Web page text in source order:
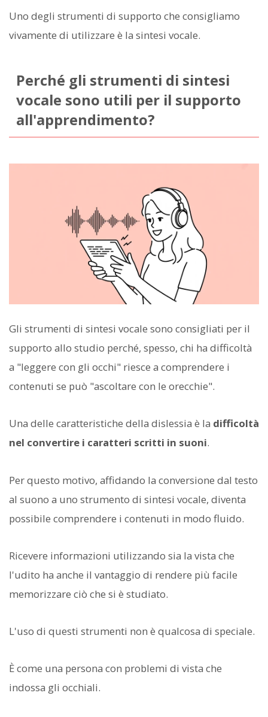
Uno degli strumenti di supporto che consigliamo
vivamente di utilizzare è la sintesi vocale.
Perché gli strumenti di sintesi
vocale sono utili per il supporto
all'apprendimento?
Gli strumenti di sintesi vocale sono consigliati per il
supporto allo studio perché, spesso, chi ha difficoltà
a "leggere con gli occhi" riesce a comprendere i
contenuti se può "ascoltare con le orecchie".
Una delle caratteristiche della dislessia è la difficoltà
nel convertire i caratteri scritti in suoni.
Per questo motivo, affidando la conversione dal testo
al suono a uno strumento di sintesi vocale, diventa
possibile comprendere i contenuti in modo fluido.
Ricevere informazioni utilizzando sia la vista che
l'udito ha anche il vantaggio di rendere più facile
memorizzare ciò che si è studiato.
L'uso di questi strumenti non è qualcosa di speciale.
È come una persona con problemi di vista che
indossa gli occhiali.